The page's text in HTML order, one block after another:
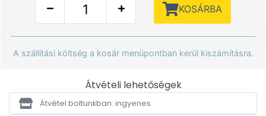
KOSÁRBA
A szállítási költség a kosár menüpontban kerül kiszámításra.
Átvételi lehetőségek
Átvétel boltunkban: ingyenes